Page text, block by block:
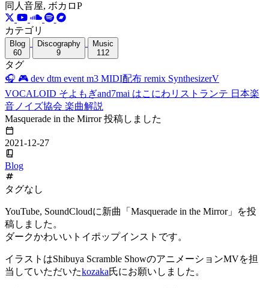
同人音屋, ボカロP
カテゴリ
Blog
60
Discography
9
Music
112
タグ
🎧 🎮 dev dtm event m3 MIDI配布 remix SynthesizerV
VOCALOID そよもぎand7mai はこにわリストランテ 日本楽
音ノイズ協会 楽曲解説
Masquerade in the Mirror 投稿しました
2021-12-27
Blog
タグなし
YouTube, SoundCloudに新曲「Masquerade in the Mirror」を投
稿しました。
ダークかわいいトイポップインストです。
イラストはShibuya Scramble ShowのアニメーションMVを担
当していただいたkozaka氏にお願いしました。